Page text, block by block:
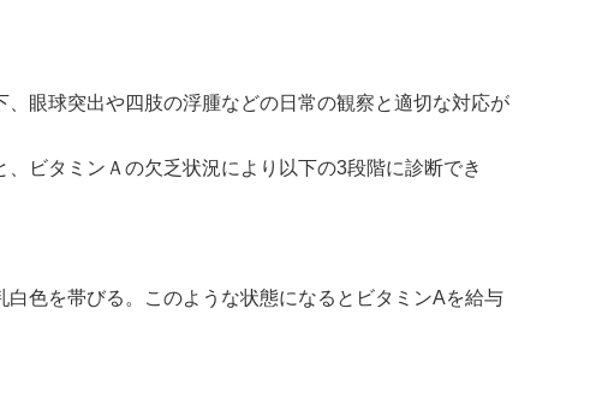
眼球突出や四肢の浮腫などの日常の観察と適切な対応が
ビタミンＡの欠乏状況により以下の3段階に診断でき
色を帯びる。このような状態になるとビタミンAを給与